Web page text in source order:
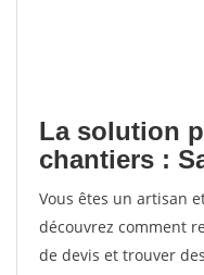
La solution
chantiers :
Vous êtes un artisan
découvrez comment
de devis et trouver